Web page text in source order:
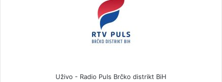
Uživo - Radio Puls Brčko distrikt BiH